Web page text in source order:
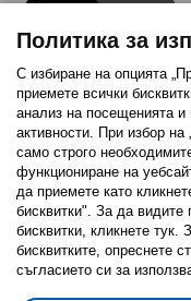
Последвайте ни:
FacebookTwitterYoutube
Политика за
Политика за
С избиране на опцията
приемете всички
анализ на посещенията и
активности. При избор
само строго
функциониране на
да приемете като
бисквитки". За да видите
бисквитки, кликнете
бисквитките, опреснете
съгласието си за